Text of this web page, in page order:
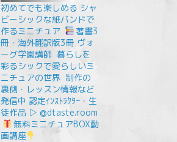
初めてでも楽しめる シャ
ビーシックな紙バンドで
作るミニチュア
著書3
冊・海外翻訳版3冊 ヴォ
ーグ学園講師 暮らしを
彩るシックで愛らしいミ
ニチュアの世界 制作の
裏側・レッスン情報など
発信中 認定ｲﾝｽﾄﾗｸﾀｰ・生
徒作品 ▷ @dtaste.room
無料ミニチュアBOX動
画講座